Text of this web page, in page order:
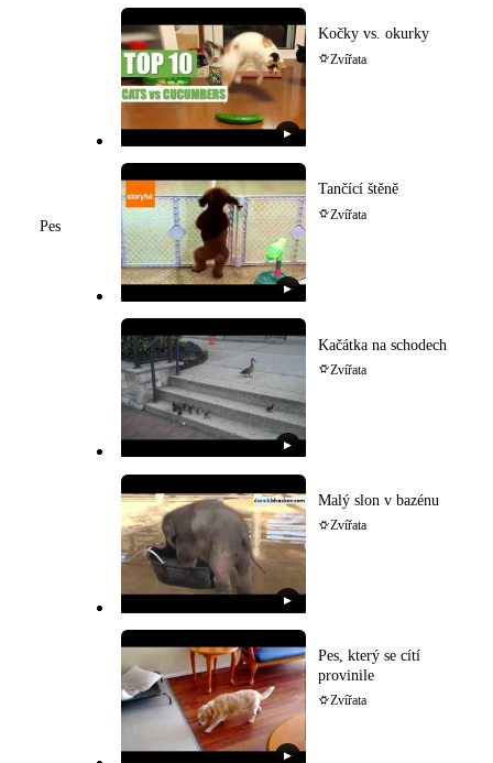
Pes
▶
Kočky vs. okurky
Zvířata
▶
Tančící štěně
Zvířata
▶
Kačátka na schodech
Zvířata
▶
Malý slon v bazénu
Zvířata
▶
Pes, který se cítí
provinile
Zvířata